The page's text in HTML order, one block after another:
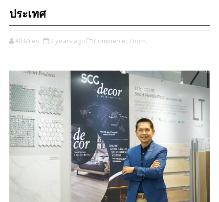
ประเทศ
All Miles 2 years ago Commerce, Zoom,